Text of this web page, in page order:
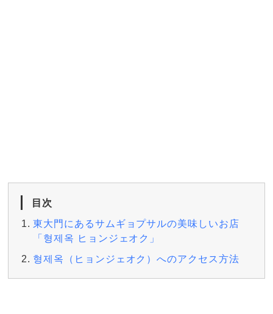
目次
東大門にあるサムギョプサルの美味しいお店
「형제옥 ヒョンジェオク」
형제옥（ヒョンジェオク）へのアクセス方法